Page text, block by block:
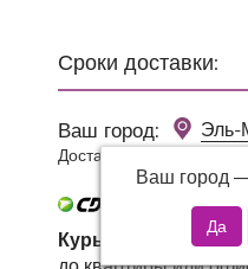
Сроки доставки:
Ваш город:
Эль-
Ваш город
Доставка 0 руб при
Курьер СДЭК